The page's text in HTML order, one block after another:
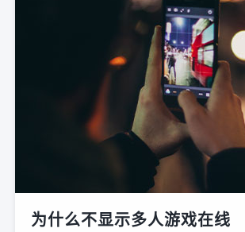
为什么不显示多人游戏在线